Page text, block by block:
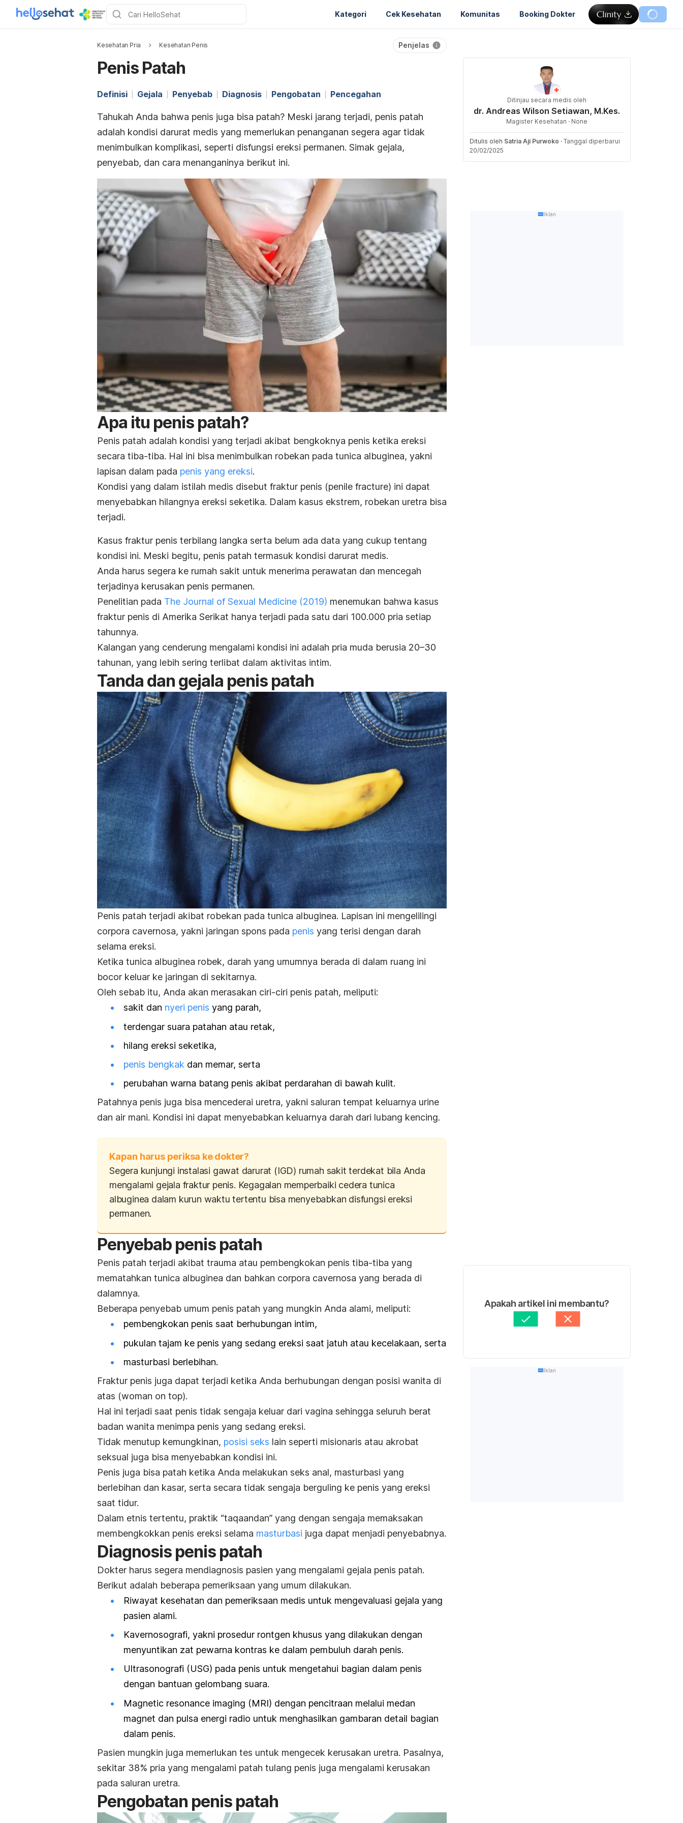
Kategori Cek Kesehatan Komunitas Booking Dokter
Kesehatan Pria Kesehatan Penis Penjelas
Penis Patah
Definisi Gejala Penyebab Diagnosis Pengobatan Pencegahan
Tahukah Anda bahwa penis juga bisa patah? Meski jarang terjadi, penis patah
adalah kondisi darurat medis yang memerlukan penanganan segera agar tidak
menimbulkan komplikasi, seperti disfungsi ereksi permanen. Simak gejala,
penyebab, dan cara menanganinya berikut ini.
Apa itu penis patah?
Penis patah adalah kondisi yang terjadi akibat bengkoknya penis ketika ereksi
secara tiba-tiba. Hal ini bisa menimbulkan robekan pada tunica albuginea, yakni
lapisan dalam pada penis yang ereksi.
Kondisi yang dalam istilah medis disebut fraktur penis (penile fracture) ini dapat
menyebabkan hilangnya ereksi seketika. Dalam kasus ekstrem, robekan uretra bisa
terjadi.
Kasus fraktur penis terbilang langka serta belum ada data yang cukup tentang
kondisi ini. Meski begitu, penis patah termasuk kondisi darurat medis.
Anda harus segera ke rumah sakit untuk menerima perawatan dan mencegah
terjadinya kerusakan penis permanen.
Penelitian pada The Journal of Sexual Medicine (2019) menemukan bahwa kasus
fraktur penis di Amerika Serikat hanya terjadi pada satu dari 100.000 pria setiap
tahunnya.
Kalangan yang cenderung mengalami kondisi ini adalah pria muda berusia 20–30
tahunan, yang lebih sering terlibat dalam aktivitas intim.
Tanda dan gejala penis patah
Penis patah terjadi akibat robekan pada tunica albuginea. Lapisan ini mengelilingi
corpora cavernosa, yakni jaringan spons pada penis yang terisi dengan darah
selama ereksi.
Ketika tunica albuginea robek, darah yang umumnya berada di dalam ruang ini
bocor keluar ke jaringan di sekitarnya.
Oleh sebab itu, Anda akan merasakan ciri-ciri penis patah, meliputi:
sakit dan nyeri penis yang parah,
terdengar suara patahan atau retak,
hilang ereksi seketika,
penis bengkak dan memar, serta
perubahan warna batang penis akibat perdarahan di bawah kulit.
Patahnya penis juga bisa mencederai uretra, yakni saluran tempat keluarnya urine
dan air mani. Kondisi ini dapat menyebabkan keluarnya darah dari lubang kencing.
Kapan harus periksa ke dokter?
Segera kunjungi instalasi gawat darurat (IGD) rumah sakit terdekat bila Anda
mengalami gejala fraktur penis. Kegagalan memperbaiki cedera tunica
albuginea dalam kurun waktu tertentu bisa menyebabkan disfungsi ereksi
permanen.
Penyebab penis patah
Penis patah terjadi akibat trauma atau pembengkokan penis tiba-tiba yang
mematahkan tunica albuginea dan bahkan corpora cavernosa yang berada di
dalamnya.
Beberapa penyebab umum penis patah yang mungkin Anda alami, meliputi:
pembengkokan penis saat berhubungan intim,
pukulan tajam ke penis yang sedang ereksi saat jatuh atau kecelakaan, serta
masturbasi berlebihan.
Fraktur penis juga dapat terjadi ketika Anda berhubungan dengan posisi wanita di
atas (woman on top).
Hal ini terjadi saat penis tidak sengaja keluar dari vagina sehingga seluruh berat
badan wanita menimpa penis yang sedang ereksi.
Tidak menutup kemungkinan, posisi seks lain seperti misionaris atau akrobat
seksual juga bisa menyebabkan kondisi ini.
Penis juga bisa patah ketika Anda melakukan seks anal, masturbasi yang
berlebihan dan kasar, serta secara tidak sengaja berguling ke penis yang ereksi
saat tidur.
Dalam etnis tertentu, praktik “taqaandan” yang dengan sengaja memaksakan
membengkokkan penis ereksi selama masturbasi juga dapat menjadi penyebabnya.
Diagnosis penis patah
Dokter harus segera mendiagnosis pasien yang mengalami gejala penis patah.
Berikut adalah beberapa pemeriksaan yang umum dilakukan.
Riwayat kesehatan dan pemeriksaan medis untuk mengevaluasi gejala yang
pasien alami.
Kavernosografi, yakni prosedur rontgen khusus yang dilakukan dengan
menyuntikan zat pewarna kontras ke dalam pembuluh darah penis.
Ultrasonografi (USG) pada penis untuk mengetahui bagian dalam penis
dengan bantuan gelombang suara.
Magnetic resonance imaging (MRI) dengan pencitraan melalui medan
magnet dan pulsa energi radio untuk menghasilkan gambaran detail bagian
dalam penis.
Pasien mungkin juga memerlukan tes untuk mengecek kerusakan uretra. Pasalnya,
sekitar 38% pria yang mengalami patah tulang penis juga mengalami kerusakan
pada saluran uretra.
Pengobatan penis patah
Ditinjau secara medis oleh
dr. Andreas Wilson Setiawan, M.Kes.
Magister Kesehatan · None
Ditulis oleh Satria Aji Purwoko · Tanggal diperbarui
20/02/2025
Iklan
Apakah artikel ini membantu?
Iklan